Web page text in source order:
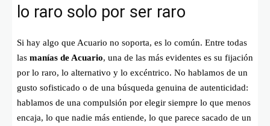
lo raro solo por ser raro
Si hay algo que Acuario no soporta, es lo común. Entre todas
las manías de Acuario, una de las más evidentes es su fijación
por lo raro, lo alternativo y lo excéntrico. No hablamos de un
gusto sofisticado o de una búsqueda genuina de autenticidad:
hablamos de una compulsión por elegir siempre lo que menos
encaja, lo que nadie más entiende, lo que parece sacado de un